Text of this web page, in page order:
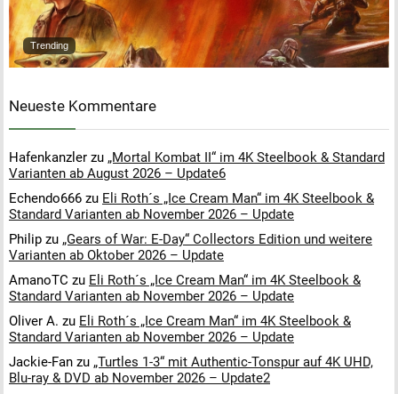
Trending
Neueste Kommentare
Hafenkanzler zu „Mortal Kombat II“ im 4K Steelbook & Standard
Varianten ab August 2026 – Update6
Echendo666 zu Eli Roth´s „Ice Cream Man“ im 4K Steelbook &
Standard Varianten ab November 2026 – Update
Philip zu „Gears of War: E-Day“ Collectors Edition und weitere
Varianten ab Oktober 2026 – Update
AmanoTC zu Eli Roth´s „Ice Cream Man“ im 4K Steelbook &
Standard Varianten ab November 2026 – Update
Oliver A. zu Eli Roth´s „Ice Cream Man“ im 4K Steelbook &
Standard Varianten ab November 2026 – Update
Jackie-Fan zu „Turtles 1-3“ mit Authentic-Tonspur auf 4K UHD,
Blu-ray & DVD ab November 2026 – Update2